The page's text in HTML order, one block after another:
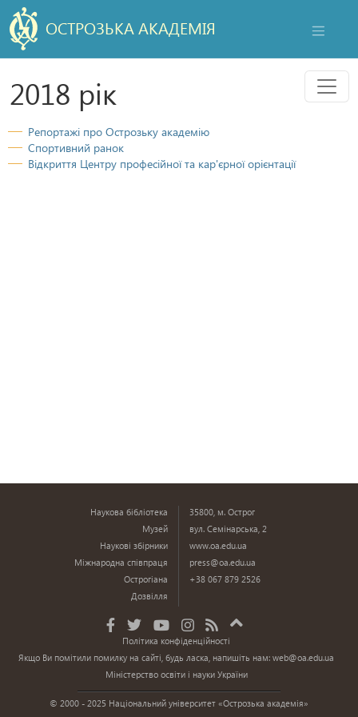
ОСТРОЗЬКА АКАДЕМІЯ
2018 рік Меню
Репортажі про Острозьку академію
Спортивний ранок
Відкриття Центру професійної та кар'єрної орієнтації
Наукова бібліотека
Музей
Наукові збірники
Міжнародна співпраця
Острогіана
Дозвілля
35800, м. Острог
вул. Семінарська, 2
www.oa.edu.ua
press@oa.edu.ua
+38 067 879 2526
Політика конфіденційності
Якщо Ви помітили помилку на сайті, будь ласка, напишіть нам:web@oa.edu.ua
Міністерство освіти і науки України
© 2000 - 2025 Національний університет «Острозька академія»